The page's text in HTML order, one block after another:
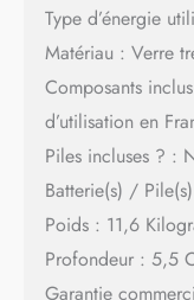
Type d’énergie
Matériau : Verre
Composants
d’utilisation en
Piles incluses ? :
Batterie(s) /
Poids : 11,6
Profondeur : 5,5
Garantie